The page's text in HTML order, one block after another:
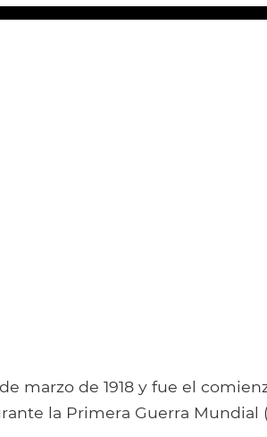
marzo de 1918 y fue el
la Primera Guerra Mundial